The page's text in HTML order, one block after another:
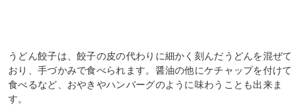
うどん餃子は、餃子の皮の代わりに細かく刻んだうどんを混ぜて
おり、手づかみで食べられます。醤油の他にケチャップを付けて
食べるなど、おやきやハンバーグのように味わうことも出来ま
す。